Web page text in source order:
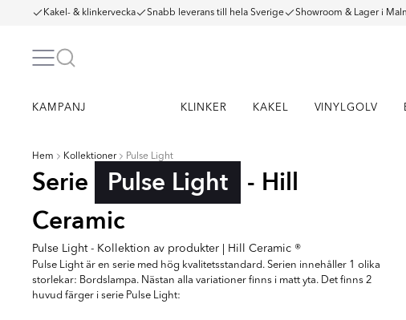
Kakel- & klinkervecka Snabb leverans till hela Sverige Showroom & Lager i
KAMPANJ KLINKER KAKEL VINYLGOLV
Hem Kollektioner Pulse Light
Serie Pulse Light
- Hill
Ceramic
Pulse Light - Kollektion av produkter | Hill Ceramic ®
Pulse Light är en serie med hög kvalitetsstandard. Serien innehåller 1 olika
storlekar: Bordslampa. Nästan alla variationer finns i matt yta. Det finns 2
huvud färger i serie Pulse Light: